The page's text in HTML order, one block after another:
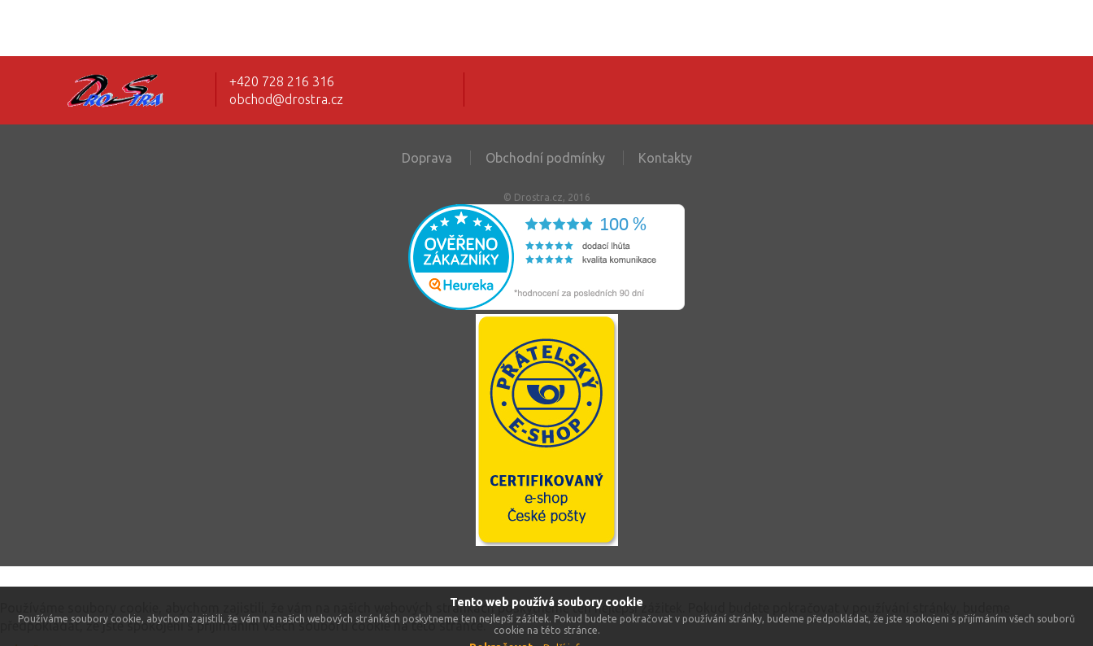
Tento web používá soubory cookie
Používáme soubory cookie, abychom zajistili, že vám na našich webových stránkách poskytneme ten nejlepší zážitek. Pokud budete pokračovat v používání stránky, budeme předpokládat, že jste spokojeni s přijímáním všech souborů
cookie na této stránce.
+420 728 216 316
obchod@drostra.cz
Doprava Obchodní podmínky Kontakty
© Drostra.cz, 2016
Tento web používá soubory cookie
Používáme soubory cookie, abychom zajistili, že vám na našich webových stránkách poskytneme ten nejlepší zážitek. Pokud budete pokračovat v používání stránky, budeme
předpokládat, že jste spokojeni s přijímáním všech souborů cookie na této stránce.